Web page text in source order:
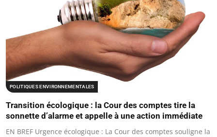
POLITIQUES ENVIRONNEMENTALES
Transition écologique : la Cour des comptes tire la
sonnette d’alarme et appelle à une action immédiate
EN BREF Urgence écologique : La Cour des comptes souligne la